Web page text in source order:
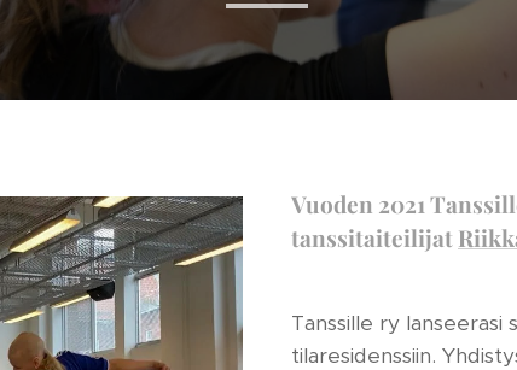
Vuoden 2021
tanssitaiteilijat
Tanssille ry lanseerasi
tilaresidenssiin.